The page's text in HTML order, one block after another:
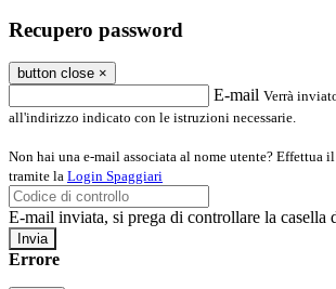
Recupero password
button close ×
E-mail Verrà
all'indirizzo indicato con le istruzioni necessarie.
Non hai una e-mail associata al nome utente? Effettua
tramite la Login Spaggiari
E-mail inviata, si prega di controllare la casella
Errore